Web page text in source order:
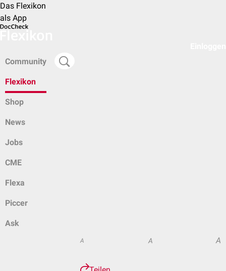
Das Flexikon
als App
Community
Flexikon
Shop
News
Jobs
CME
Flexa
Piccer
Ask
A A A